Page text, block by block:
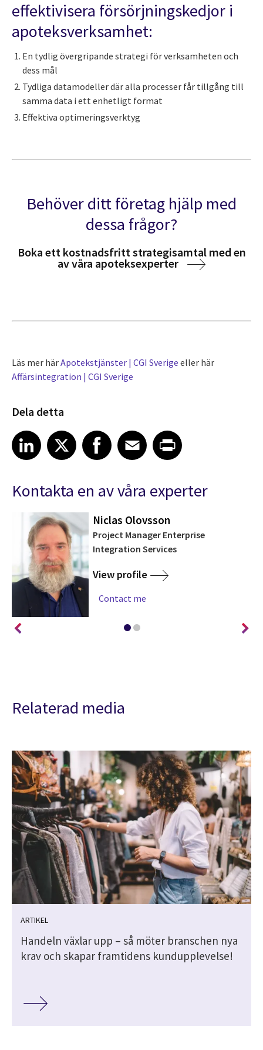
effektivisera försörjningskedjor i
apoteksverksamhet:
En tydlig övergripande strategi för verksamheten och
dess mål
Tydliga datamodeller där alla processer får tillgång till
samma data i ett enhetligt format
Effektiva optimeringsverktyg
Behöver ditt företag hjälp med
dessa frågor?
Boka ett kostnadsfritt strategisamtal med en
av våra apoteksexperter
Läs mer härApotekstjänster | CGI Sverige eller här
Affärsintegration | CGI Sverige
Dela detta
Share article on LinkedIn
LinkedIn
Share article on XShare article on Facebook
Facebook
Share article on Email
EmailShare article on Print
Kontakta en av våra experter
Niclas Olovsson
Project Manager Enterprise
Integration Services
View profile
Contact me
Relaterad media
ARTIKEL
Handeln växlar upp – så möter branschen nya
krav och skapar framtidens kundupplevelse!